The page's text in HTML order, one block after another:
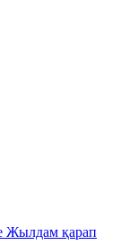
Жылдам қарап